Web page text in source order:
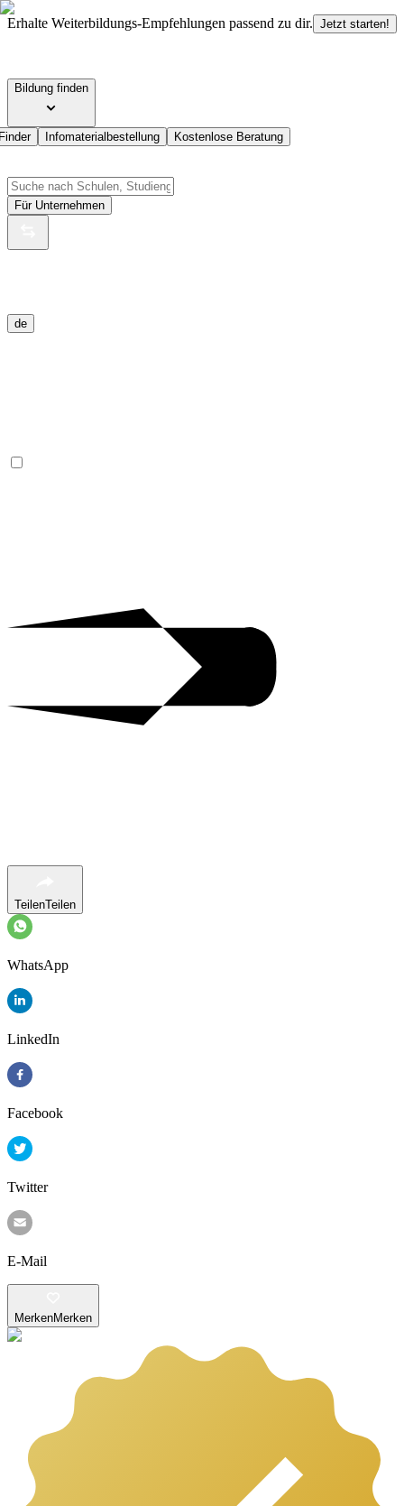
Erhalte Weiterbildungs-Empfehlungen passend zu dir. Jetzt starten!
Bildung finden
Infomaterialbestellung Kostenlose Beratung
Für Unternehmen
de
TeilenTeilen
WhatsApp
LinkedIn
Facebook
Twitter
E-Mail
MerkenMerken